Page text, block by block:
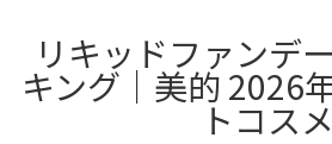
リキッドファンデ
キング｜美的 2026
トコスメ